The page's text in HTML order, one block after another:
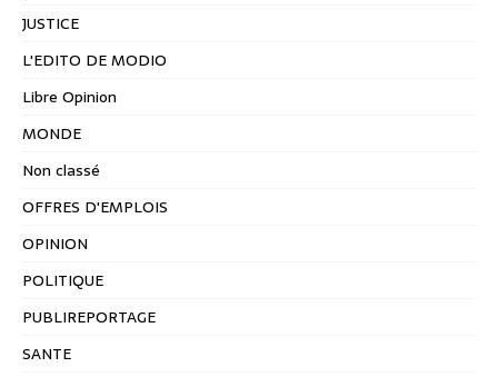
JUSTICE
L'EDITO DE MODIO
Libre Opinion
MONDE
Non classé
OFFRES D'EMPLOIS
OPINION
POLITIQUE
PUBLIREPORTAGE
SANTE